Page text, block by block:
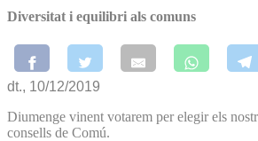
Diversitat i equilibri als comuns
dt., 10/12/2019
Diumenge vinent votarem per elegir els
consells de Comú.